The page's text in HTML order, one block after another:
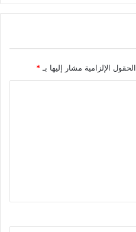
الحقول الإلزامية مشار إليها بـ*